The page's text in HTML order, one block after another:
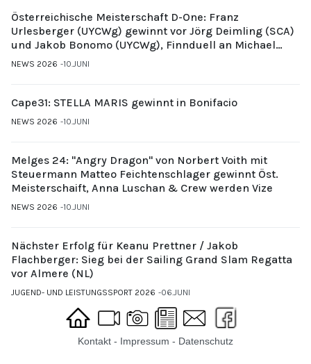
Österreichische Meisterschaft D-One: Franz
Urlesberger (UYCWg) gewinnt vor Jörg Deimling (SCA)
und Jakob Bonomo (UYCWg), Finnduell an Michael
Gubi (UYCMo)
NEWS 2026 10.JUNI
Cape31: STELLA MARIS gewinnt in Bonifacio
NEWS 2026 10.JUNI
Melges 24: "Angry Dragon" von Norbert Voith mit
Steuermann Matteo Feichtenschlager gewinnt Öst.
Meisterschaift, Anna Luschan & Crew werden Vize
NEWS 2026 10.JUNI
Nächster Erfolg für Keanu Prettner / Jakob
Flachberger: Sieg bei der Sailing Grand Slam Regatta
vor Almere (NL)
JUGEND- UND LEISTUNGSSPORT 2026 06.JUNI
Kontakt - Impressum - Datenschutz